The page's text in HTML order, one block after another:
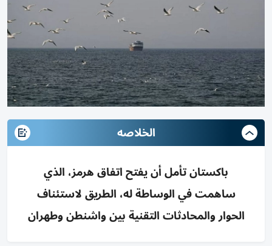
الخلاصه
باكستان تأمل أن يفتح اتفاق هرمز، الذي
ساهمت في الوساطة له، الطريق لاستئناف
الحوار والمحادثات التقنية بين واشنطن وطهران